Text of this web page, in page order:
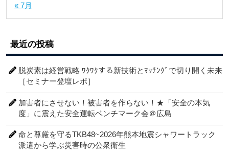
« 7月
最近の投稿
脱炭素は経営戦略 ﾜｸﾜｸする新技術とﾏｯﾁﾝｸﾞで切り開く未来
［セミナー登壇レポ］
加害者にさせない！被害者を作らない！★「安全の本気
度」に震えた安全運転ベンチマーク会＠広島
命と尊厳を守るTKB48~2026年熊本地震シャワートラック
派遣から学ぶ災害時の公衆衛生